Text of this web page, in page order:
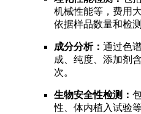
机械性能等，费用
依据样品数量和检
成分分析： 通过色
成、纯度、添加剂
次。
生物安全性检测：
性、体内植入试验